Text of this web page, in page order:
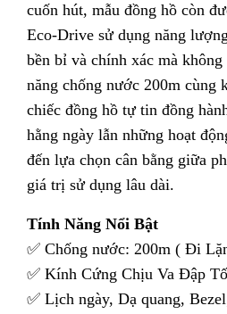
cuốn hút, mẫu đồng hồ còn
Eco-Drive sử dụng năng
bền bỉ và chính xác mà
năng chống nước 200m cùng
chiếc đồng hồ tự tin đồng
hằng ngày lẫn những hoạt
đến lựa chọn cân bằng giữa
giá trị sử dụng lâu dài.
Tính Năng Nổi Bật
✅ Chống nước: 200m ( Đi
✅ Kính Cứng Chịu Va Đập
✅ Lịch ngày, Dạ quang,